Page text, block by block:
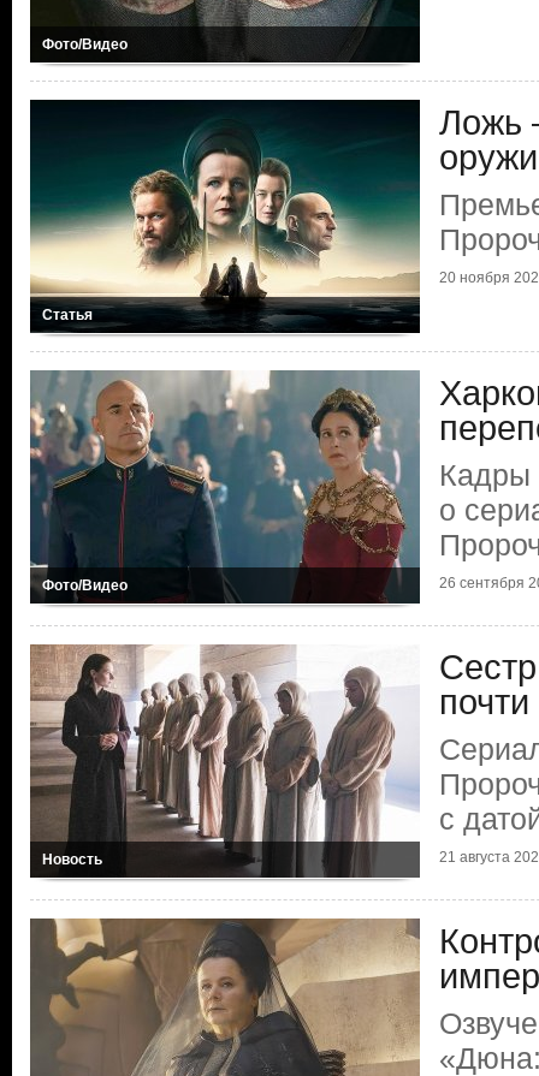
Фото/Видео
Статья
Ложь
20 ноября
Фото/Видео
Кадры
о
26 сентября
Новость
с
21 августа